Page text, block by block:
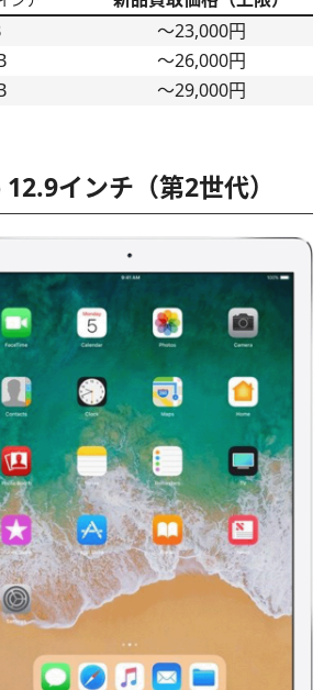
〜23,000円
〜26,000円
〜29,000円
インチ（第2世代）